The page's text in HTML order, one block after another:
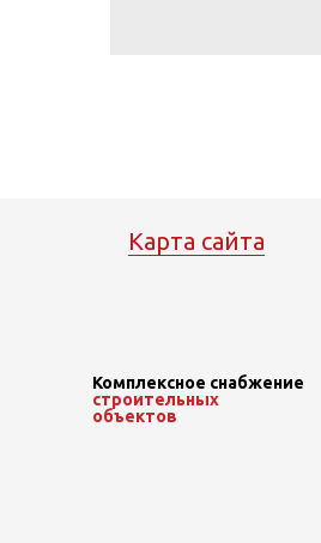
Комплексное снабжение
строительных
объектов
Карта сайта